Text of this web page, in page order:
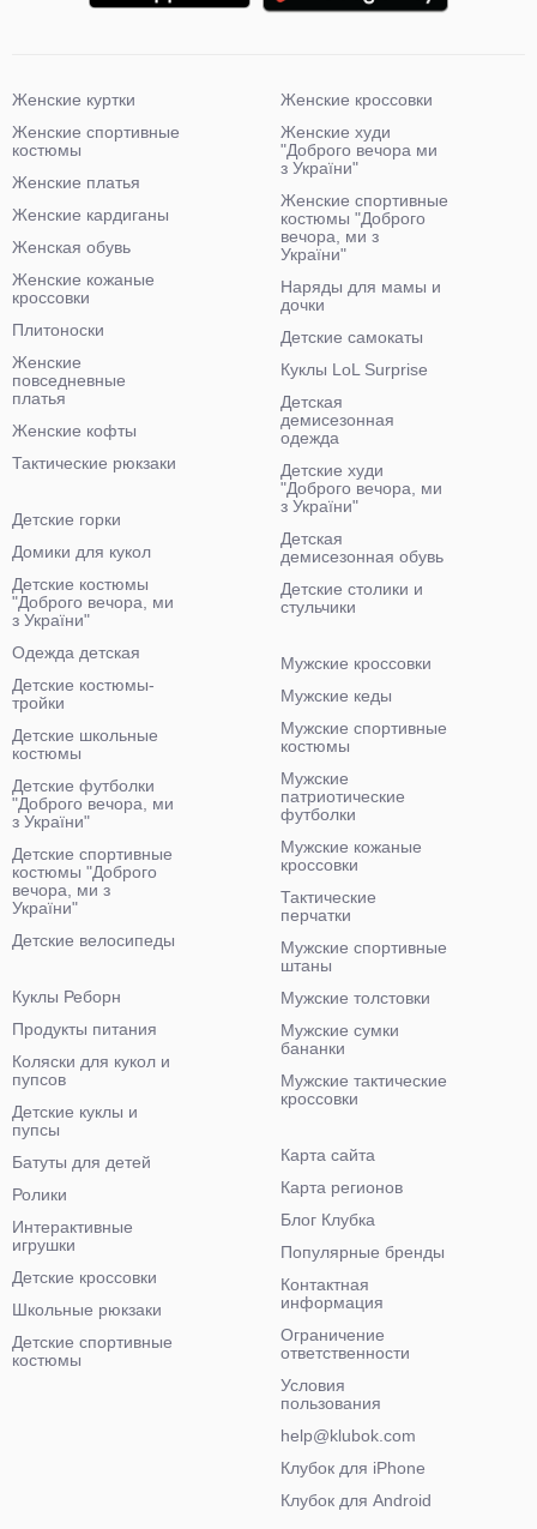
Женские куртки
Женские спортивные
костюмы
Женские платья
Женские кардиганы
Женская обувь
Женские кожаные
кроссовки
Плитоноски
Женские
повседневные
платья
Женские кофты
Тактические рюкзаки
Женские кроссовки
Женские худи
"Доброго вечора ми
з України"
Женские спортивные
костюмы "Доброго
вечора, ми з
України"
Наряды для мамы и
дочки
Детские самокаты
Куклы LoL Surprise
Детская
демисезонная
одежда
Детские худи
"Доброго вечора, ми
з України"
Детская
демисезонная обувь
Детские столики и
стульчики
Детские горки
Домики для кукол
Детские костюмы
"Доброго вечора, ми
з України"
Одежда детская
Детские костюмы-
тройки
Детские школьные
костюмы
Детские футболки
"Доброго вечора, ми
з України"
Детские спортивные
костюмы "Доброго
вечора, ми з
України"
Детские велосипеды
Мужские кроссовки
Мужские кеды
Мужские спортивные
костюмы
Мужские
патриотические
футболки
Мужские кожаные
кроссовки
Тактические
перчатки
Мужские спортивные
штаны
Мужские толстовки
Мужские сумки
бананки
Мужские тактические
кроссовки
Куклы Реборн
Продукты питания
Коляски для кукол и
пупсов
Детские куклы и
пупсы
Батуты для детей
Ролики
Интерактивные
игрушки
Детские кроссовки
Школьные рюкзаки
Детские спортивные
костюмы
Карта сайта
Карта регионов
Блог Клубка
Популярные бренды
Контактная
информация
Ограничение
ответственности
Условия
пользования
help@klubok.com
Клубок для iPhone
Клубок для Android